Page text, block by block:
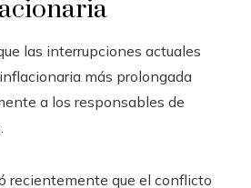
las interrupciones actuales
más prolongada
a los responsables de
recientemente que el conflicto